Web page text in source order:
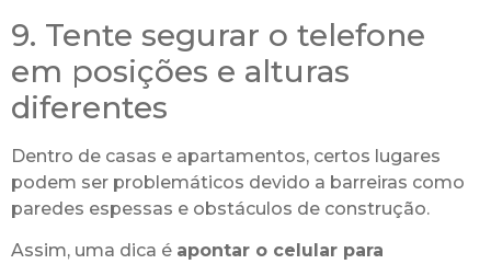
9. Tente segurar o telefone
em posições e alturas
diferentes
Dentro de casas e apartamentos, certos lugares
podem ser problemáticos devido a barreiras como
paredes espessas e obstáculos de construção.
Assim, uma dica é apontar o celular para